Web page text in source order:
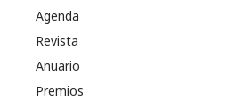
Agenda
Revista
Anuario
Premios